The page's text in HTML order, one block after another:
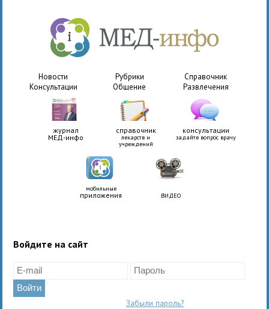
Новости Рубрики
Справочник
Консультации
Общение Развлечения
журнал
МЕД-инфо
справочник
лекарств и
учреждений
консультации
задайте вопрос врачу
мобильные
приложения ВИДЕО
Войдите на сайт
Забыли пароль?